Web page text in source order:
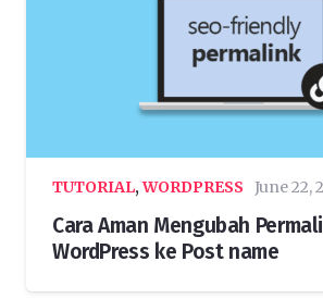
TUTORIAL,WORDPRESS June 22,
Cara Aman Mengubah
WordPress ke Post name